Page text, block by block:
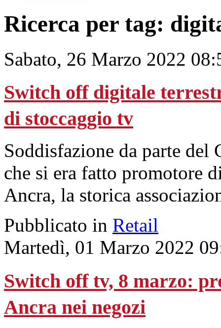
Ricerca per tag:
Sabato, 26 Marzo 2022
Switch off digitale
di stoccaggio tv
Soddisfazione da parte
che si era fatto promotore
Ancra, la storica
Pubblicato in Retail
Martedì, 01 Marzo 2022
Switch off tv, 8 marzo:
Ancra nei negozi